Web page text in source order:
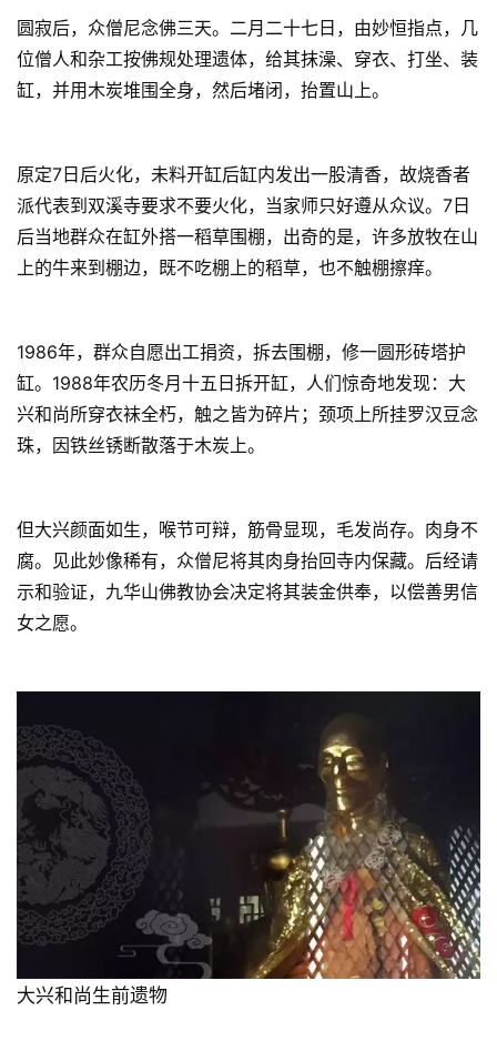
资
讯
八
音
高
僧
心
乐
菩
提
专
题
益
圆寂后，众僧尼念佛三天。二月二十七日，由妙恒指点，几
位僧人和杂工按佛规处理遗体，给其抹澡、穿衣、打坐、装
缸，并用木炭堆围全身，然后堵闭，抬置山上。
原定7日后火化，未料开缸后缸内发出一股清香，故烧香者
派代表到双溪寺要求不要火化，当家师只好遵从众议。7日
后当地群众在缸外搭一稻草围棚，出奇的是，许多放牧在山
上的牛来到棚边，既不吃棚上的稻草，也不触棚擦痒。
1986年，群众自愿出工捐资，拆去围棚，修一圆形砖塔护
缸。1988年农历冬月十五日拆开缸，人们惊奇地发现：大
兴和尚所穿衣袜全朽，触之皆为碎片；颈项上所挂罗汉豆念
珠，因铁丝锈断散落于木炭上。
但大兴颜面如生，喉节可辩，筋骨显现，毛发尚存。肉身不
腐。见此妙像稀有，众僧尼将其肉身抬回寺内保藏。后经请
示和验证，九华山佛教协会决定将其装金供奉，以偿善男信
女之愿。
大兴和尚生前遗物